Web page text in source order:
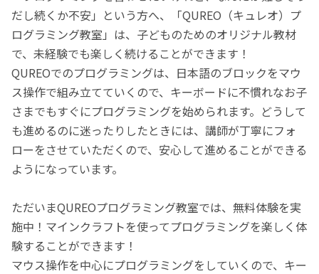
だし続くか不安」という方へ、「QUREO（キュレオ）プ
ログラミング教室」は、子どものためのオリジナル教材
で、未経験でも楽しく続けることができます！
QUREOでのプログラミングは、日本語のブロックをマウ
ス操作で組み立てていくので、キーボードに不慣れなお子
さまでもすぐにプログラミングを始められます。どうして
も進めるのに迷ったりしたときには、講師が丁寧にフォ
ローをさせていただくので、安心して進めることができる
ようになっています。
ただいまQUREOプログラミング教室では、無料体験を実
施中！マインクラフトを使ってプログラミングを楽しく体
験することができます！
マウス操作を中心にプログラミングをしていくので、キー